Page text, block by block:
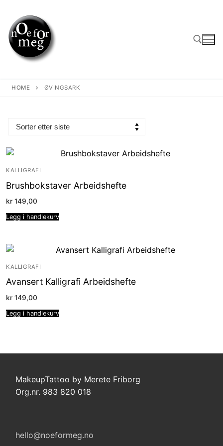
content
HOME ØVINGSARK
KALLIGRAFI
Brushbokstaver Arbeidshefte
kr 149,00
Legg i handlekurv
KALLIGRAFI
Avansert Kalligrafi Arbeidshefte
kr 149,00
Legg i handlekurv
MakeupTattoo by Merete Friborg
Org.nr. 983 820 018
hello@noeformeg.no